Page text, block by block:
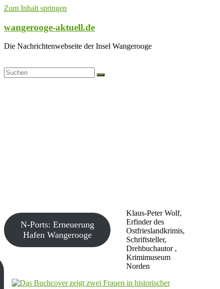
Zum Inhalt springen
wangerooge-aktuell.de
Die Nachrichtenwebseite der Insel Wangerooge
Klaus-Peter Wolf,
Erfinder des
Ostfrieslandkrimis,
Schriftsteller,
Drehbuchautor ,
Krimimuseum
Norden
N-Ports: Erneuerung
Hafen Wangerooge